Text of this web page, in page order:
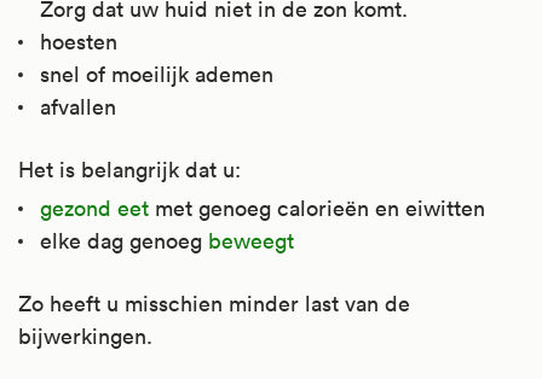
Zorg dat uw huid niet in de zon komt.
hoesten
snel of moeilijk ademen
afvallen
Het is belangrijk dat u:
gezond eet met genoeg calorieën en eiwitten
elke dag genoeg beweegt
Zo heeft u misschien minder last van de
bijwerkingen.